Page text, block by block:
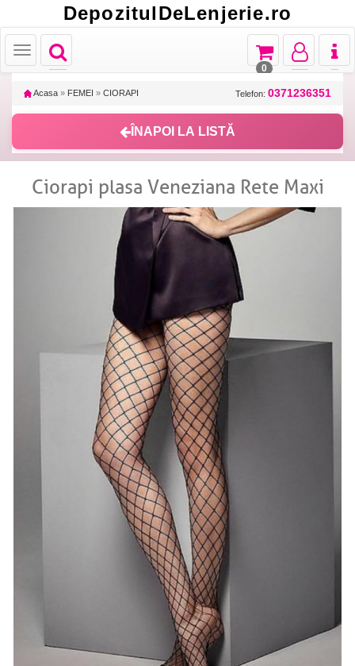
DepozitulDeLenjerie.ro
Toggle
navigation
Toggle
Toggle
navigation
Toggle
navigation
Toggle
navigation
0
Acasa » FEMEI » CIORAPI Telefon: 0371236351
ÎNAPOI LA LISTĂ
Ciorapi plasa Veneziana Rete Maxi